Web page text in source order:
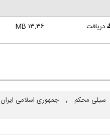
۱۳,۳۶ MB دریافت
سیلی محكم , جمهوری اسلامی ایران